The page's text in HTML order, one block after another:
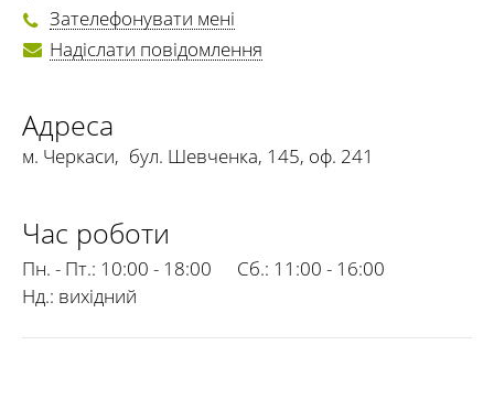
Зателефонувати мені
Надіслати повідомлення
Адреса
м. Черкаси, бул. Шевченка, 145, оф. 241
Час роботи
Пн. - Пт.: 10:00 - 18:00 Сб.: 11:00 - 16:00
Нд.: вихідний